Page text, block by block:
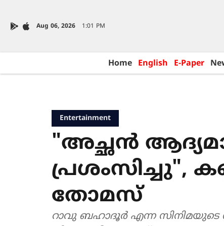
Aug 06, 2026 1:01 PM
Home English E-Paper
Entertainment
"അച്ഛൻ
പ്രശംസിച്ചു",
തോമസ്
റാവു ബഹാദൂർ എന്ന സിനിമയുടെ